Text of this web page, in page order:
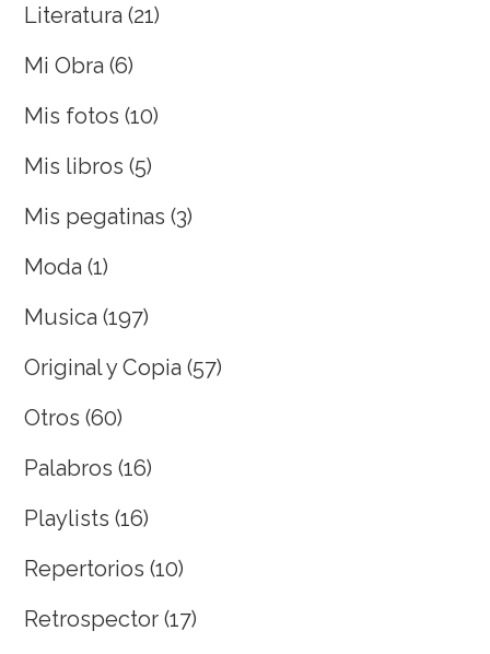
Literatura (21)
Mi Obra (6)
Mis fotos (10)
Mis libros (5)
Mis pegatinas (3)
Moda (1)
Musica (197)
Original y Copia (57)
Otros (60)
Palabros (16)
Playlists (16)
Repertorios (10)
Retrospector (17)